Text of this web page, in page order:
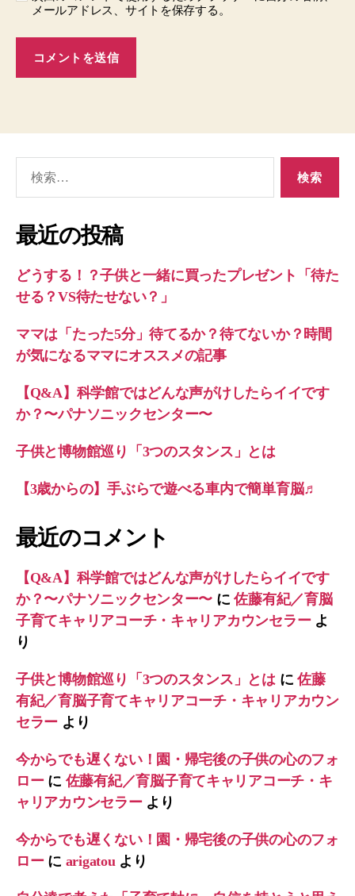
メールアドレス、サイトを保存する。
象:
最近の投稿
どうする！？子供と一緒に買ったプレゼント「待た
せる？VS待たせない？」
ママは「たった5分」待てるか？待てないか？時間
が気になるママにオススメの記事
【Q&A】科学館ではどんな声がけしたらイイです
か？〜パナソニックセンター〜
子供と博物館巡り「3つのスタンス」とは
【3歳からの】手ぶらで遊べる車内で簡単育脳♬
最近のコメント
【Q&A】科学館ではどんな声がけしたらイイです
か？〜パナソニックセンター〜 に佐藤有紀／育脳
子育てキャリアコーチ・キャリアカウンセラーよ
り
子供と博物館巡り「3つのスタンス」とはに佐藤
有紀／育脳子育てキャリアコーチ・キャリアカウン
セラー より
今からでも遅くない！園・帰宅後の子供の心のフォ
ローに 佐藤有紀／育脳子育てキャリアコーチ・キ
ャリアカウンセラーより
今からでも遅くない！園・帰宅後の子供の心のフォ
ローに arigatouより